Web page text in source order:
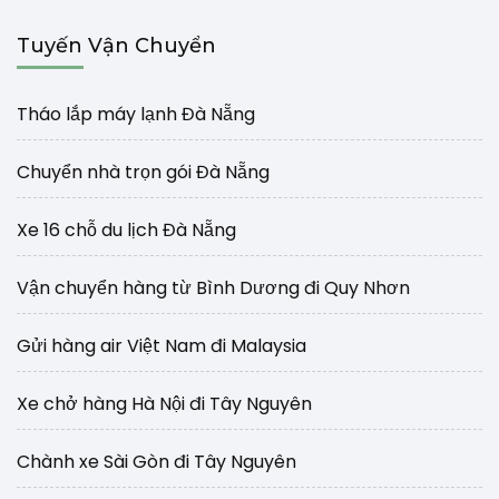
Tuyến Vận Chuyển
Tháo lắp máy lạnh Đà Nẵng
Chuyển nhà trọn gói Đà Nẵng
Xe 16 chỗ du lịch Đà Nẵng
Vận chuyển hàng từ Bình Dương đi Quy Nhơn
Gửi hàng air Việt Nam đi Malaysia
Xe chở hàng Hà Nội đi Tây Nguyên
Chành xe Sài Gòn đi Tây Nguyên